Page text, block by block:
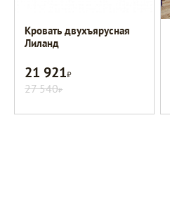
Кровать двухъярусная
Лиланд
21 921Р
27 540Р